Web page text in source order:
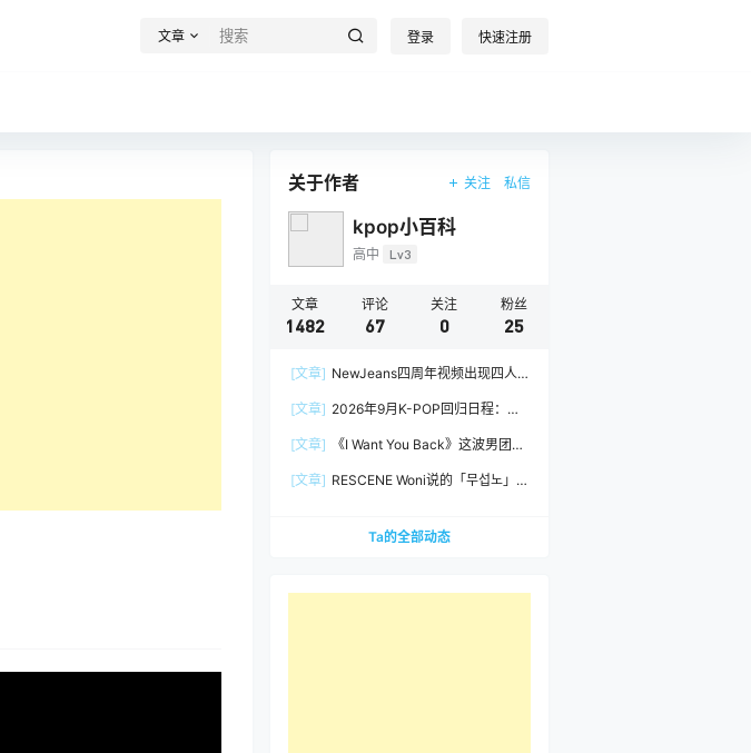
文章 登录 快速注册
关于作者 关注 私信
kpop小百科
高中 Lv3
文章
1482
评论
67
关注
0
粉丝
25
[文章] NewJeans四周年视频出现四人
[文章] 2026年9月K-POP回归日程：
[文章]
《I Want You Back》这波男团挑
[文章] RESCENE Woni说的「무섭노」
Ta的全部动态